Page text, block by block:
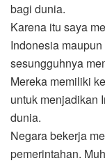
bagi dunia.
Karena itu saya
Indonesia
sesungguhnya
Mereka memiliki
untuk menjadikan
dunia.
Negara bekerja
pemerintahan.